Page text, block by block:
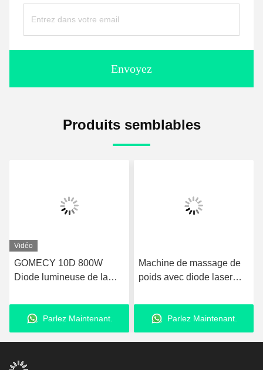
Envoyez
Produits semblables
Vidéo
GOMECY 10D 800W
Diode lumineuse de la
stimulation musculaire de
l'équipement pour la
beauté minceur non-
Parlez Maintenant.
Machine de massage de
poids avec diode laser
Parlez Maintenant.